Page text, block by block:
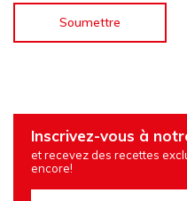
Inscrivez-vous à
et recevez des recettes
encore!